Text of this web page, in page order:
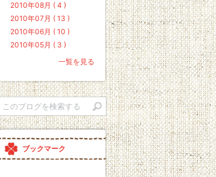
2010年08月 ( 4 )
2010年07月 ( 13 )
2010年06月 ( 10 )
2010年05月 ( 3 )
一覧を見る
ブックマーク